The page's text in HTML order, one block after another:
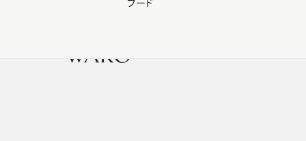
【会員様限定】夏のプレゼントキャンペーン開催中
フード